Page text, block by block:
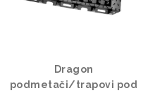
Dragon
podmetači/trapovi pod